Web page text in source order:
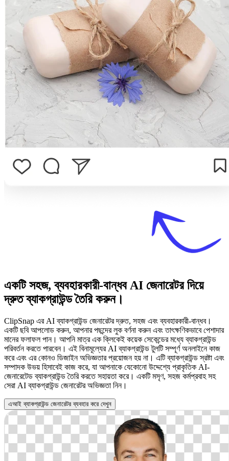
একটি সহজ, ব্যবহারকারী-বান্ধব AI জেনারেটর দিয়ে
দ্রুত ব্যাকগ্রাউন্ড তৈরি করুন।
ClipSnap এর AI ব্যাকগ্রাউন্ড জেনারেটর দ্রুত, সহজ এবং ব্যবহারকারী-বান্ধব।
একটি ছবি আপলোড করুন, আপনার পছন্দের লুক বর্ণনা করুন এবং তাৎক্ষণিকভাবে পেশাদার
মানের ফলাফল পান। আপনি মাত্র এক ক্লিকেই কয়েক সেকেন্ডের মধ্যে ব্যাকগ্রাউন্ড
পরিবর্তন করতে পারবেন। এই বিনামূল্যের AI ব্যাকগ্রাউন্ড টুলটি সম্পূর্ণ অনলাইনে কাজ
করে এবং এর কোনও ডিজাইন অভিজ্ঞতার প্রয়োজন হয় না। এটি ব্যাকগ্রাউন্ড স্রষ্টা এবং
সম্পাদক উভয় হিসাবেই কাজ করে, যা আপনাকে যেকোনো উদ্দেশ্যে প্রাকৃতিক AI-
জেনারেটেড ব্যাকগ্রাউন্ড তৈরি করতে সহায়তা করে। একটি মসৃণ, সহজ কর্মপ্রবাহ সহ
সেরা AI ব্যাকগ্রাউন্ড জেনারেটর অভিজ্ঞতা নিন।
এআই ব্যাকগ্রাউন্ড জেনারেটর ব্যবহার করে দেখুন